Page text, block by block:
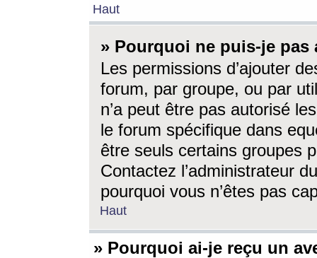
Haut
» Pourquoi ne puis-je
Les permissions d’ajouter
forum, par groupe, ou par
n’a peut être pas autorisé
le forum spécifique dans
être seuls certains groupes
Contactez l’administrateur
pourquoi vous n’êtes pas
Haut
» Pourquoi ai-je reçu un